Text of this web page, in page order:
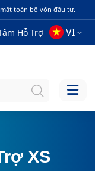
toàn bộ vốn đầu tư.
Hỗ Trợ VI
XS